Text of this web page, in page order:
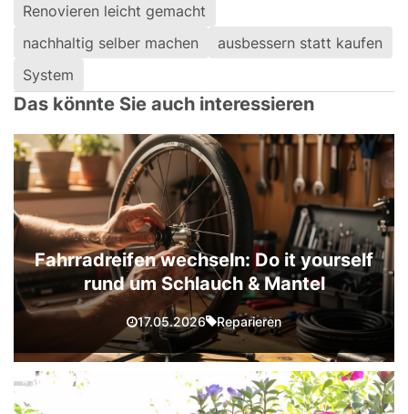
Renovieren leicht gemacht
nachhaltig selber machen
ausbessern statt kaufen
System
Das könnte Sie auch interessieren
Fahrradreifen wechseln: Do it yourself
rund um Schlauch & Mantel
17.05.2026 Reparieren